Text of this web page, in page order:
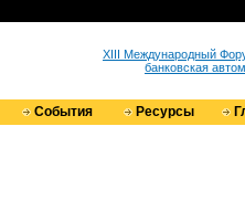
XIII Международный
банковская
События Ресурсы